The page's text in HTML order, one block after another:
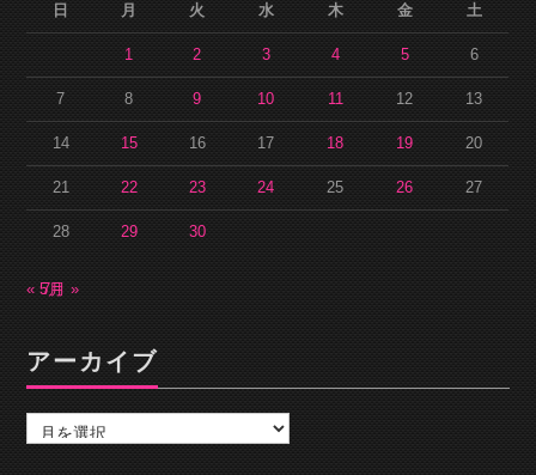
日
月 火 水 木 金 土
1 2 3 4 5 6
7 8 9 10 11 12 13
14 15 16 17 18 19 20
21 22 23 24 25 26 27
28 29 30
« 5月7月 »
アーカイブ
カ